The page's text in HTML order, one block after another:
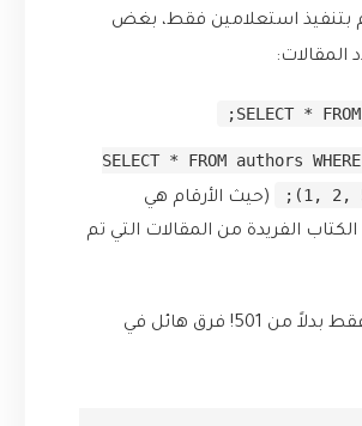
بتنفيذ استعلامين فقط، بغض
المقالات:
SELECT *
SELECT * FROM authors
(1, 2,
(حيث الأرقام هي
الفريدة من المقالات التي تم
استعلامان فقط بدلاً من 501! فرق هائل في